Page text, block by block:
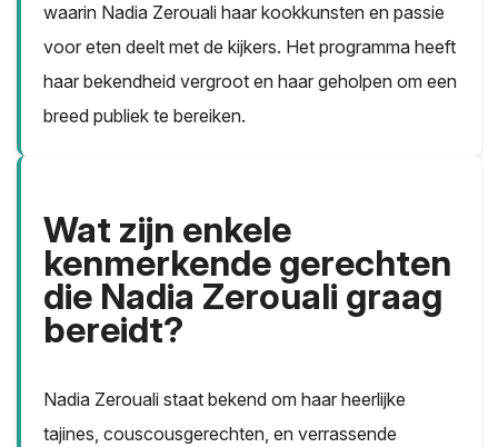
waarin Nadia Zerouali haar kookkunsten en passie
voor eten deelt met de kijkers. Het programma heeft
haar bekendheid vergroot en haar geholpen om een
breed publiek te bereiken.
Wat zijn enkele
kenmerkende gerechten
die Nadia Zerouali graag
bereidt?
Nadia Zerouali staat bekend om haar heerlijke
tajines, couscousgerechten, en verrassende